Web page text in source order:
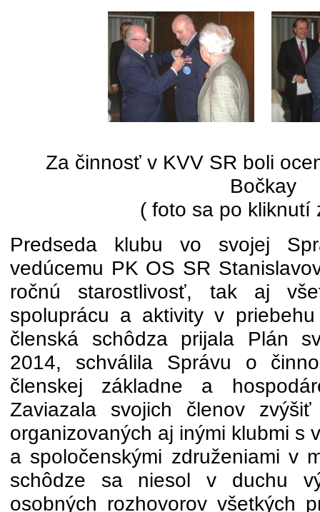
Za činnosť v KVV SR boli
Bočkay
( foto sa po kliknutí
Predseda klubu vo svojej
vedúcemu PK OS SR
ročnú starostlivosť, tak aj
spoluprácu a aktivity v
členská schôdza prijala Plán
2014, schválila Správu o
členskej základne a
Zaviazala svojich členov
organizovaných aj inými klubmi s
a spoločenskými združeniami v
schôdze sa niesol v duchu
osobných rozhovorov všetkých